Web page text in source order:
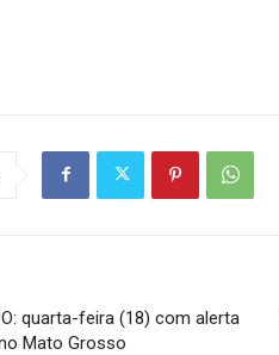
quarta-feira (18) com alerta
Mato Grosso